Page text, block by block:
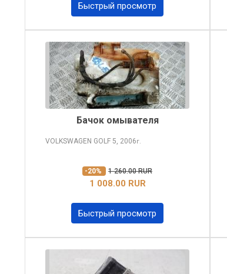
Быстрый просмотр
Бачок омывателя
VOLKSWAGEN GOLF 5, 2006г.
-20% 1 260.00 RUR
1 008.00 RUR
Быстрый просмотр